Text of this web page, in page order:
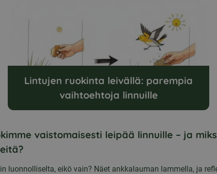
Lintujen ruokinta leivällä: parempia
vaihtoehtoja linnuille
vaistomaisesti leipää linnuille – ja
luonnolliselta, eikö vain? Näet ankkalauman lammella, ja